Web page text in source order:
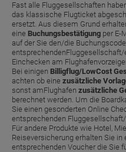
Fast alle Fluggesellschaften
das klassische Flugticket
ersetzt. Aus diesem Grund
eine Buchungsbestätigung per E-
auf der Sie den/die
Einchecken am
Bei einigen Billigflug/LowCost
achten ob eine zusätzliche
sonst amFlughafen zusätzliche
berechnet werden. Um die
Sie einen gesonderten Online
entsprechenden
Für andere Produkte wie Hotel,
Reiseversicherung erhalten Sie in
entsprechenden Voucher die Sie